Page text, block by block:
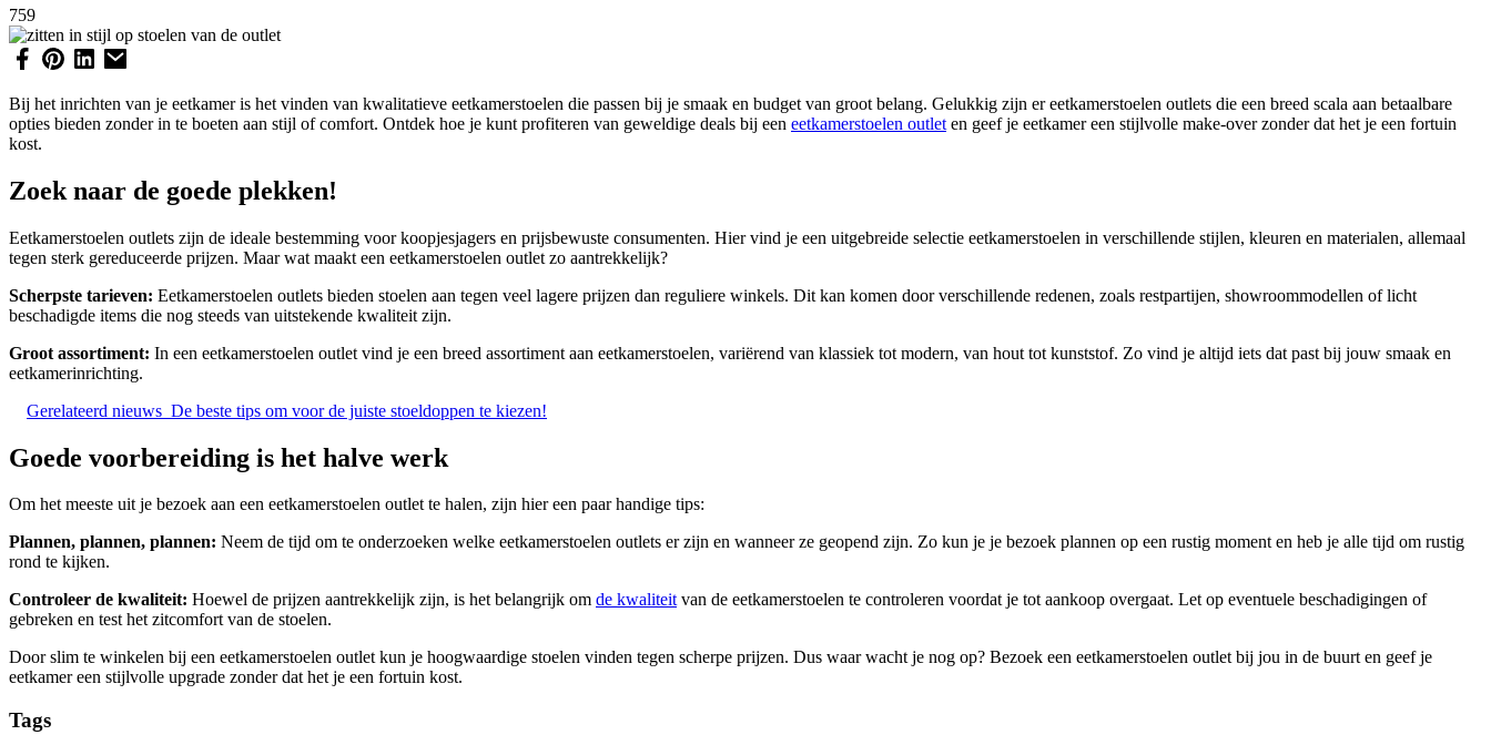
759
Bij het inrichten van je eetkamer is het vinden van kwalitatieve eetkamerstoelen die passen bij je smaak en budget van groot belang. Gelukkig zijn er eetkamerstoelen outlets die een breed scala aan betaalbare
opties bieden zonder in te boeten aan stijl of comfort. Ontdek hoe je kunt profiteren van geweldige deals bij een eetkamerstoelen outlet en geef je eetkamer een stijlvolle make-over zonder dat het je een fortuin
kost.
Zoek naar de goede plekken!
Eetkamerstoelen outlets zijn de ideale bestemming voor koopjesjagers en prijsbewuste consumenten. Hier vind je een uitgebreide selectie eetkamerstoelen in verschillende stijlen, kleuren en materialen, allemaal
tegen sterk gereduceerde prijzen. Maar wat maakt een eetkamerstoelen outlet zo aantrekkelijk?
Scherpste tarieven: Eetkamerstoelen outlets bieden stoelen aan tegen veel lagere prijzen dan reguliere winkels. Dit kan komen door verschillende redenen, zoals restpartijen, showroommodellen of licht
beschadigde items die nog steeds van uitstekende kwaliteit zijn.
Groot assortiment: In een eetkamerstoelen outlet vind je een breed assortiment aan eetkamerstoelen, variërend van klassiek tot modern, van hout tot kunststof. Zo vind je altijd iets dat past bij jouw smaak en
eetkamerinrichting.
Gerelateerd nieuws De beste tips om voor de juiste stoeldoppen te kiezen!
Goede voorbereiding is het halve werk
Om het meeste uit je bezoek aan een eetkamerstoelen outlet te halen, zijn hier een paar handige tips:
Plannen, plannen, plannen: Neem de tijd om te onderzoeken welke eetkamerstoelen outlets er zijn en wanneer ze geopend zijn. Zo kun je je bezoek plannen op een rustig moment en heb je alle tijd om rustig
rond te kijken.
Controleer de kwaliteit: Hoewel de prijzen aantrekkelijk zijn, is het belangrijk om de kwaliteitvan de eetkamerstoelen te controleren voordat je tot aankoop overgaat. Let op eventuele beschadigingen of
gebreken en test het zitcomfort van de stoelen.
Door slim te winkelen bij een eetkamerstoelen outlet kun je hoogwaardige stoelen vinden tegen scherpe prijzen. Dus waar wacht je nog op? Bezoek een eetkamerstoelen outlet bij jou in de buurt en geef je
eetkamer een stijlvolle upgrade zonder dat het je een fortuin kost.
Tags